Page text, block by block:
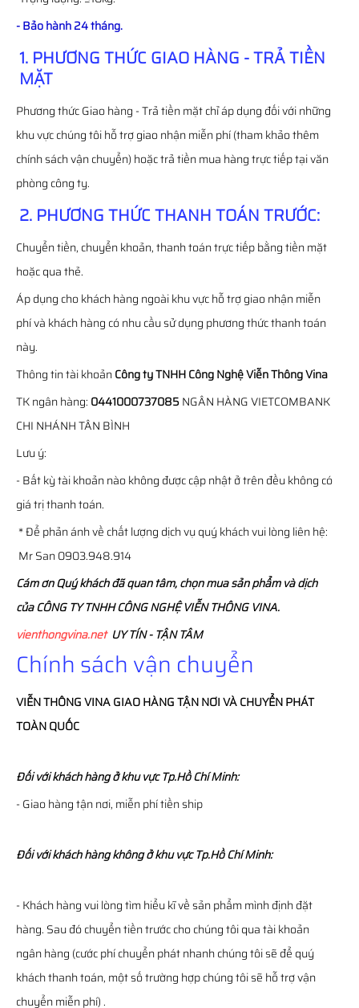
- Bảo hành 24 tháng.
1. PHƯƠNG THỨC GIAO HÀNG - TRẢ TIỀN
MẶT
Phương thức Giao hàng - Trả tiền mặt chỉ áp dụng đối với những
khu vực chúng tôi hỗ trợ giao nhận miễn phí (tham khảo thêm
chính sách vận chuyển) hoặc trả tiền mua hàng trực tiếp tại văn
phòng công ty.
2. PHƯƠNG THỨC THANH TOÁN TRƯỚC:
Chuyển tiền, chuyển khoản, thanh toán trực tiếp bằng tiền mặt
hoặc qua thẻ.
Áp dụng cho khách hàng ngoài khu vực hỗ trợ giao nhận miễn
phí và khách hàng có nhu cầu sử dụng phương thức thanh toán
này.
Thông tin tài khoảnCông ty TNHH Công Nghệ Viễn Thông Vina
TK ngân hàng: 0441000737085NGÂN HÀNG VIETCOMBANK
CHI NHÁNH TÂN BÌNH
Lưu ý:
- Bất kỳ tài khoản nào không được cập nhật ở trên đều không có
giá trị thanh toán.
* Để phản ánh về chất lượng dịch vụ quý khách vui lòng liên hệ:
Mr San 0903.948.914
Cám ơn Quý khách đã quan tâm, chọn mua sản phẩm và dịch
của CÔNG TY TNHH CÔNG NGHỆ VIỄN THÔNG VINA.
vienthongvina.netUY TÍN - TẬN TÂM
Chính sách vận chuyển
VIỄN THÔNGVINAGIAO HÀNG TẬN NƠI VÀ CHUYỂN PHÁT
TOÀN QUỐC
Đối với khách hàng ở khu vực Tp.Hồ Chí Minh:
- Giao hàng tận nơi, miễn phí tiền ship
Đối với khách hàng không ở khu vực Tp.Hồ Chí Minh:
- Khách hàng vui lòng tìm hiểu kĩ về sản phẩm mình định đặt
hàng. Sau đó chuyển tiền trước cho chúng tôi qua tài khoản
ngân hàng (cước phí chuyển phát nhanh chúng tôi sẽ để quý
khách thanh toán, một số trường hợp chúng tôi sẽ hỗ trợ vận
chuyển miễn phí) .